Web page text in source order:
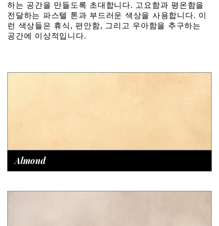
하는 공간을 만들도록 초대합니다. 고요함과 평온함을
전달하는 파스텔 톤과 부드러운 색상을 사용합니다. 이
런 색상들은 휴식, 편안함, 그리고 우아함을 추구하는
공간에 이상적입니다.
Almond